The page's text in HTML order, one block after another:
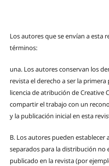
Los autores que se envían a esta
términos:
una. Los autores conservan los
revista el derecho a ser la
licencia de atribución de Creative
compartir el trabajo con un
y la publicación inicial en esta
B. Los autores pueden
separados para la distribución no
publicado en la revista (por